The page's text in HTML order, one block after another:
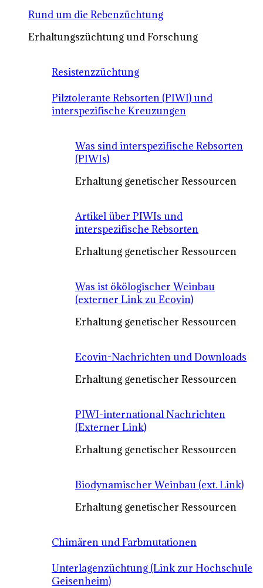
Rund um die Rebenzüchtung
Erhaltungszüchtung und Forschung
Resistenzzüchtung
Pilztolerante Rebsorten (PIWI) und
interspezifische Kreuzungen
Was sind interspezifische Rebsorten
(PIWIs)
Erhaltung genetischer Ressourcen
Artikel über PIWIs und
interspezifische Rebsorten
Erhaltung genetischer Ressourcen
Was ist ökölogischer Weinbau
(externer Link zu Ecovin)
Erhaltung genetischer Ressourcen
Ecovin-Nachrichten und Downloads
Erhaltung genetischer Ressourcen
PIWI-international Nachrichten
(Externer Link)
Erhaltung genetischer Ressourcen
Biodynamischer Weinbau (ext. Link)
Erhaltung genetischer Ressourcen
Chimären und Farbmutationen
Unterlagenzüchtung (Link zur Hochschule
Geisenheim)